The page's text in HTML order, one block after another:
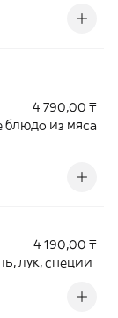
4 790,00 ₸
блюдо из мяса
4 190,00 ₸
лук, специи